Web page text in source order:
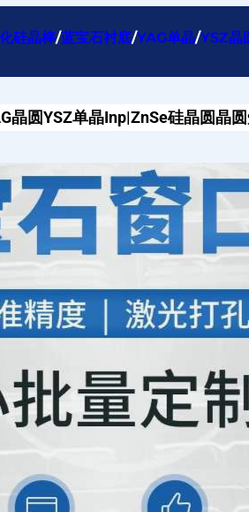
硅晶棒/蓝宝石衬底/YAG单晶/YSZ晶
晶圆YSZ单晶Inp|ZnSe硅晶圆晶